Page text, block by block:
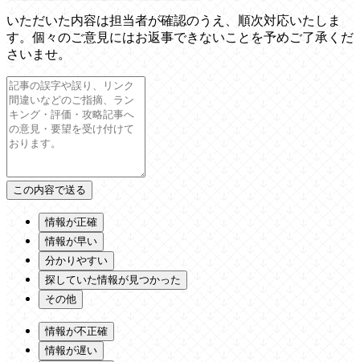
いただいた内容は担当者が確認のうえ、順次対応いたしま
す。個々のご意見にはお返事できないことを予めご了承くだ
さいませ。
情報が正確
情報が早い
分かりやすい
探していた情報が見つかった
その他
情報が不正確
情報が遅い